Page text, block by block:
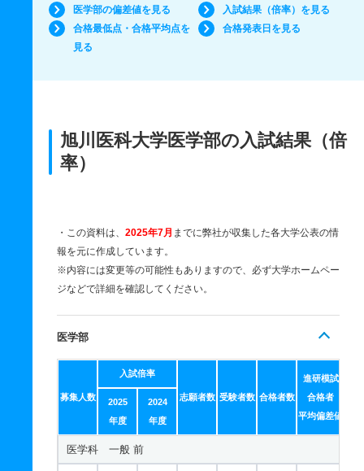
医学部の偏差値を見る
入試結果（倍率）を見る
合格最低点・合格平均点を
見る
合格発表日を見る
旭川医科大学医学部の入試結果（倍
率）
・この資料は、 2025年7月 までに弊社が収集した各大学公表の情
報を元に作成しています。
※内容には変更等の可能性もありますので、必ず大学ホームペー
ジなどで詳細を確認してください。
医学部
募集人数
入試倍率
志願者数 受験者数 合格者数
進研模試
合格者
平均偏差値
2025
年度
2024
年度
医学科 一般 前